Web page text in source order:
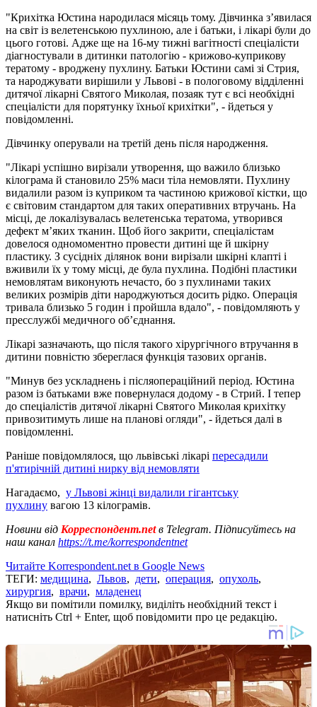
"Крихітка Юстина народилася місяць тому. Дівчинка з’явилася
на світ із велетенською пухлиною, але і батьки, і лікарі були до
цього готові. Адже ще на 16-му тижні вагітності спеціалісти
діагностували в дитинки патологію - крижово-куприкову
тератому - вроджену пухлину. Батьки Юстини самі зі Стрия,
та народжувати вирішили у Львові - в пологовому відділенні
дитячої лікарні Святого Миколая, позаяк тут є всі необхідні
спеціалісти для порятунку їхньої крихітки", - йдеться у
повідомленні.
Дівчинку оперували на третій день після народження.
"Лікарі успішно вирізали утворення, що важило близько
кілограма й становило 25% маси тіла немовляти. Пухлину
видалили разом із куприком та частиною крижової кістки, що
є світовим стандартом для таких оперативних втручань. На
місці, де локалізувалась велетенська тератома, утворився
дефект м’яких тканин. Щоб його закрити, спеціалістам
довелося одномоментно провести дитині ще й шкірну
пластику. З сусідніх ділянок вони вирізали шкірні клапті і
вживили їх у тому місці, де була пухлина. Подібні пластики
немовлятам виконують нечасто, бо з пухлинами таких
великих розмірів діти народжуються досить рідко. Операція
тривала близько 5 годин і пройшла вдало", - повідомляють у
пресслужбі медичного об’єднання.
Лікарі зазначають, що після такого хірургічного втручання в
дитини повністю збереглася функція тазових органів.
"Минув без ускладнень і післяопераційний період. Юстина
разом із батьками вже повернулася додому - в Стрий. І тепер
до спеціалістів дитячої лікарні Святого Миколая крихітку
привозитимуть лише на планові огляди", - йдеться далі в
повідомленні.
Раніше повідомлялося, що львівські лікарі пересадили
п'ятирічній дитині нирку від немовляти
Нагадаємо, у Львові жінці видалили гігантську
пухлину вагою 13 кілограмів.
Новини від Корреспондент.netв Telegram. Підписуйтесь на
наш канал https://t.me/korrespondentnet
Читайте Korrespondent.net в Google News
ТЕГИ: медицина, Львов, дети, операция, опухоль,
хирургия, врачи, младенец
Якщо ви помітили помилку, виділіть необхідний текст і
натисніть Ctrl + Enter, щоб повідомити про це редакцію.